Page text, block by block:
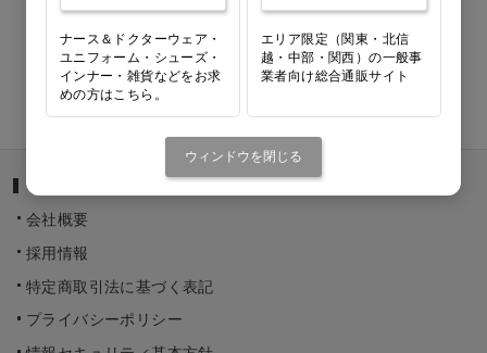
よくあるご質問
Ciメディカル
会社概要
採用情報
特定商取引法に基づく表記
プライバシーポリシー
ナース＆ドクターウェア・
ユニフォーム・シューズ・
インナー・雑貨などをお求
めの方はこちら。
エリア限定（関東・北信
越・中部・関西）の一般事
業者向け総合通販サイト
ウィンドウを閉じる